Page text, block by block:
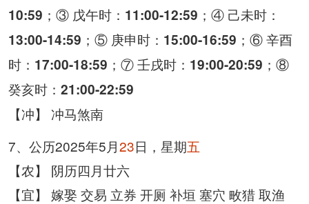
10:59 ；③ 戊午时： 11:00-12:59 ；④ 己未时：
13:00-14:59 ；⑤ 庚申时： 15:00-16:59 ；⑥ 辛酉
时： 17:00-18:59 ；⑦ 壬戌时： 19:00-20:59 ；⑧
癸亥时： 21:00-22:59
【冲】 冲马煞南
7、公历2025年5月23日，星期五
【农】 阴历四月廿六
【宜】 嫁娶 交易 立券 开厕 补垣 塞穴 畋猎 取渔